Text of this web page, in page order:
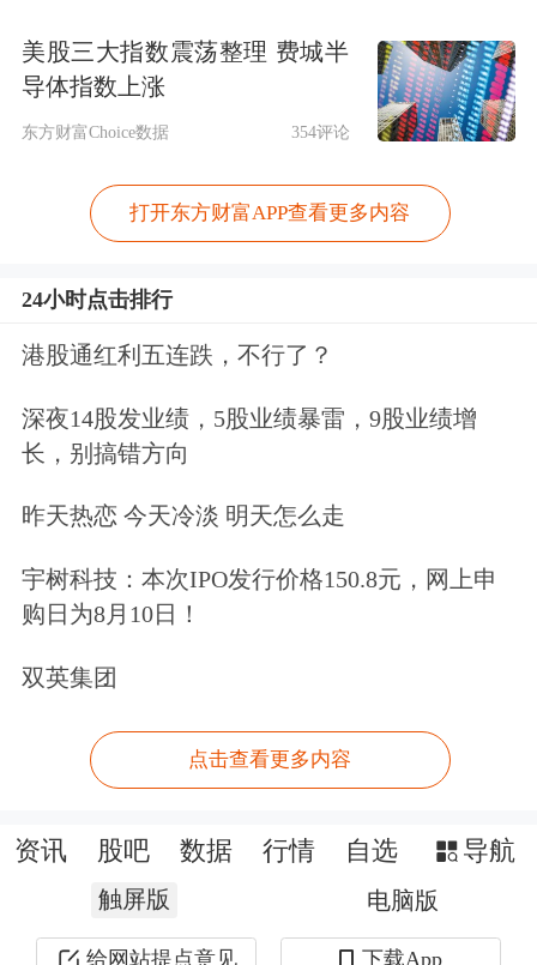
美股三大指数震荡整理 费城半
导体指数上涨
东方财富Choice数据 354评论
打开东方财富APP查看更多内容
24小时点击排行
港股通红利五连跌，不行了？
深夜14股发业绩，5股业绩暴雷，9股业绩增
长，别搞错方向
昨天热恋 今天冷淡 明天怎么走
宇树科技：本次IPO发行价格150.8元，网上申
购日为8月10日！
双英集团
点击查看更多内容
资讯 股吧 数据 行情 自选 导航
触屏版 电脑版
给网站提点意见 下载App